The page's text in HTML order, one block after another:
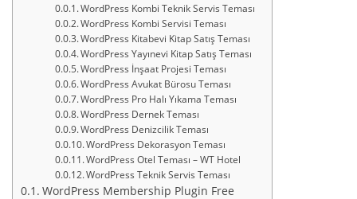
WordPress Kombi Teknik Servis Teması
WordPress Kombi Servisi Teması
WordPress Kitabevi Kitap Satış Teması
WordPress Yayınevi Kitap Satış Teması
WordPress İnşaat Projesi Teması
WordPress Avukat Bürosu Teması
WordPress Pro Halı Yıkama Teması
WordPress Dernek Teması
WordPress Denizcilik Teması
WordPress Dekorasyon Teması
WordPress Otel Teması – WT Hotel
WordPress Teknik Servis Teması
WordPress Membership Plugin Free